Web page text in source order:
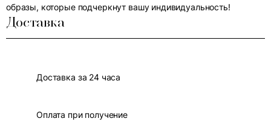
образы, которые подчеркнут вашу индивидуальность!
Доставка
Доставка за 24 часа
Оплата при получение